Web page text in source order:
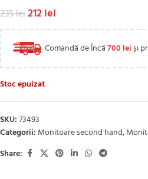
235lei212lei
Comandă de Încă700 leiși
Stoc epuizat
SKU:73493
Categorii: Monitoare second hand,
Share: